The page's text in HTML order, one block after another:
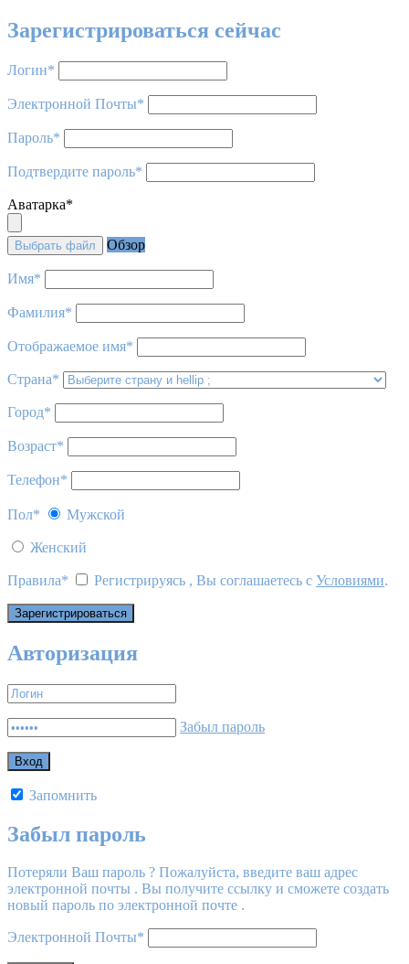
Зарегистрироваться сейчас
Логин*
Электронной Почты*
Пароль*
Подтвердите пароль*
Аватарка*
Выбрать файл Обзор
Имя*
Фамилия*
Отображаемое имя*
Страна*
Город*
Возраст*
Телефон*
Пол* Мужской
Женский
Правила* Регистрируясь , Вы соглашаетесь с Условиями.
Авторизация
Забыл пароль
Запомнить
Забыл пароль
Потеряли Ваш пароль ? Пожалуйста, введите ваш адрес
электронной почты . Вы получите ссылку и сможете создать
новый пароль по электронной почте .
Электронной Почты*